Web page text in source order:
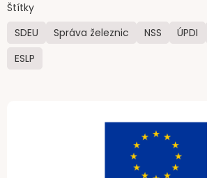
Štítky
SDEU
Správa železnic NSS ÚPDI
ESLP